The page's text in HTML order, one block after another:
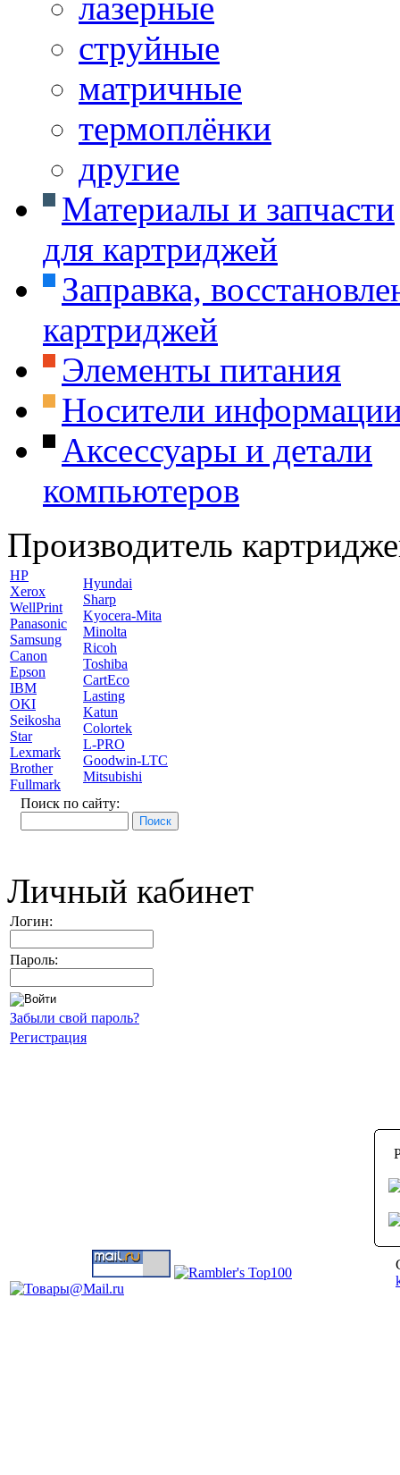
струйные
матричные
термоплёнки
другие
Материалы и запчасти
для картриджей
Заправка,
картриджей
Элементы питания
Носители
Аксессуары и детали
компьютеров
Производитель
HP
Xerox
WellPrint
Panasonic
Samsung
Canon
Epson
IBM
OKI
Seikosha
Star
Lexmark
Brother
Fullmark
Hyundai
Sharp
Kyocera-Mita
Minolta
Ricoh
Toshiba
CartEco
Lasting
Katun
Colortek
L-PRO
Goodwin-LTC
Mitsubishi
Поиск по сайту:
Личный кабинет
Логин:
Пароль:
Забыли свой пароль?
Регистрация